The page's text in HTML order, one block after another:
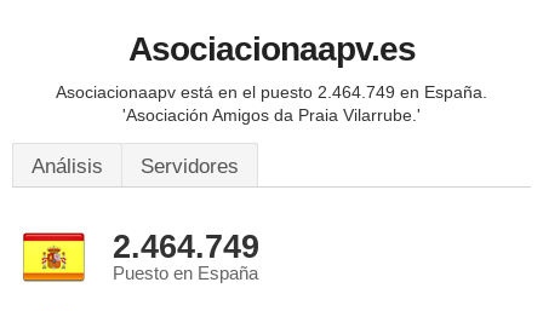
Asociacionaapv.es
Asociacionaapv está en el puesto 2.464.749 en España.
'Asociación Amigos da Praia Vilarrube.'
Análisis Servidores
2.464.749
Puesto en España